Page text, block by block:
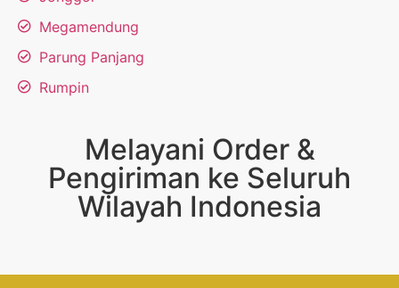
Megamendung
Parung Panjang
Rumpin
Melayani Order &
Pengiriman ke Seluruh
Wilayah Indonesia